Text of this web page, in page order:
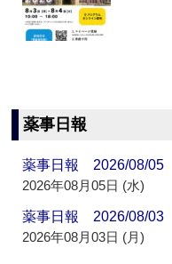
薬事日報
薬事日報 2026/08/05
2026年08月05日 (水)
薬事日報 2026/08/03
2026年08月03日 (月)